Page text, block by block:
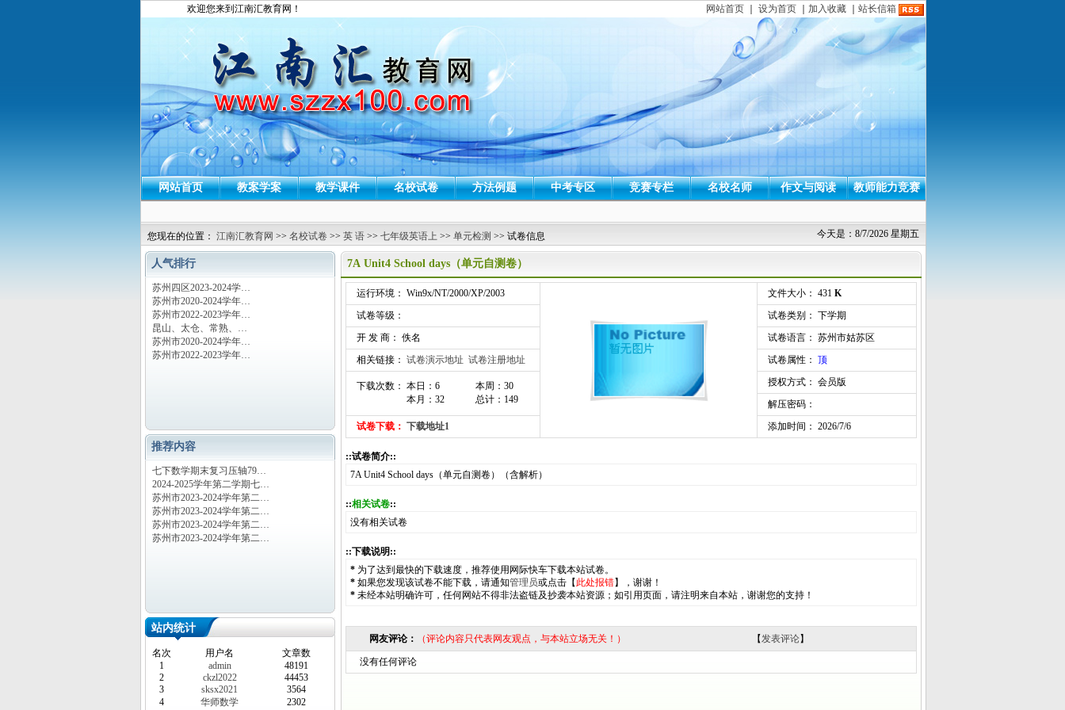
欢迎您来到江南汇教育网！ 网站首页 设为首页 加入收藏 站长信箱
网站首页 教案学案 教学课件 名校试卷 方法例题 中考专区 竞赛专栏 名校名师 作文与阅读 教师能力竞赛
今天是：8/7/2026 星期五
您现在的位置： 江南汇教育网 >> 名校试卷 >> 英 语 >> 七年级英语上 >> 单元检测 >> 试卷信息
人气排行
苏州四区2023-2024学…
苏州市2020-2024学年…
苏州市2022-2023学年…
昆山、太仓、常熟、…
苏州市2020-2024学年…
苏州市2022-2023学年…
推荐内容
七下数学期末复习压轴79…
2024-2025学年第二学期七…
苏州市2023-2024学年第二…
苏州市2023-2024学年第二…
苏州市2023-2024学年第二…
苏州市2023-2024学年第二…
站内统计
名次 用户名
文章数
1
admin
48191
2
ckzl2022
44453
3
sksx2021
3564
4
华师数学
2302
7A Unit4 School days（单元自测卷）
运行环境： Win9x/NT/2000/XP/2003 文件大小： 431 K
试卷等级：
试卷类别： 下学期
开 发 商： 佚名
试卷语言： 苏州市姑苏区
相关链接： 试卷演示地址 试卷注册地址 试卷属性： 顶
下载次数： 本日：6
本月：32
本周：30
总计：149
授权方式： 会员版
解压密码：
试卷下载： 下载地址1 添加时间： 2026/7/6
::试卷简介::
7A Unit4 School days（单元自测卷）（含解析）
::相关试卷::
没有相关试卷
::下载说明::
* 为了达到最快的下载速度，推荐使用网际快车下载本站试卷。
* 如果您发现该试卷不能下载，请通知管理员或点击【 此处报错】，谢谢！
* 未经本站明确许可，任何网站不得非法盗链及抄袭本站资源；如引用页面，请注明来自本站，谢谢您的支持！
网友评论： （评论内容只代表网友观点，与本站立场无关！） 【发表评论】
没有任何评论